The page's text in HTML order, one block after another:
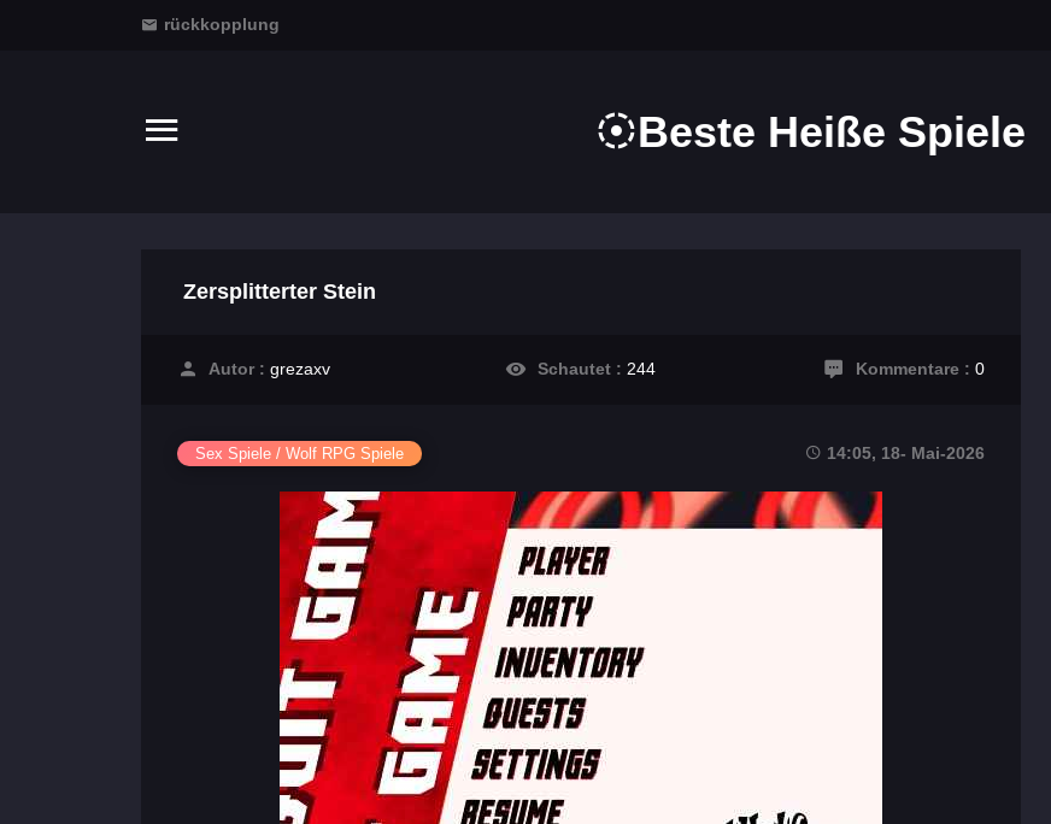
rückkopplung
Beste Heiße Spiele
Zersplitterter Stein
Autor : grezaxv Schautet : 244 Kommentare : 0
Sex Spiele / Wolf RPG Spiele 14:05, 18- Mai-2026